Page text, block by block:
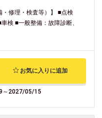
・修理・検査等）】 ■点検
検 ■一般整備：故障診断、
お気に入りに追加
～2027/05/15